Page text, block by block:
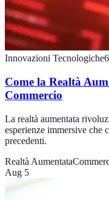
Innovazioni Tecnologiche6
Come la Realtà
Commercio
La realtà aumentata
esperienze immersive che
precedenti.
Realtà Aumentata
Aug 5